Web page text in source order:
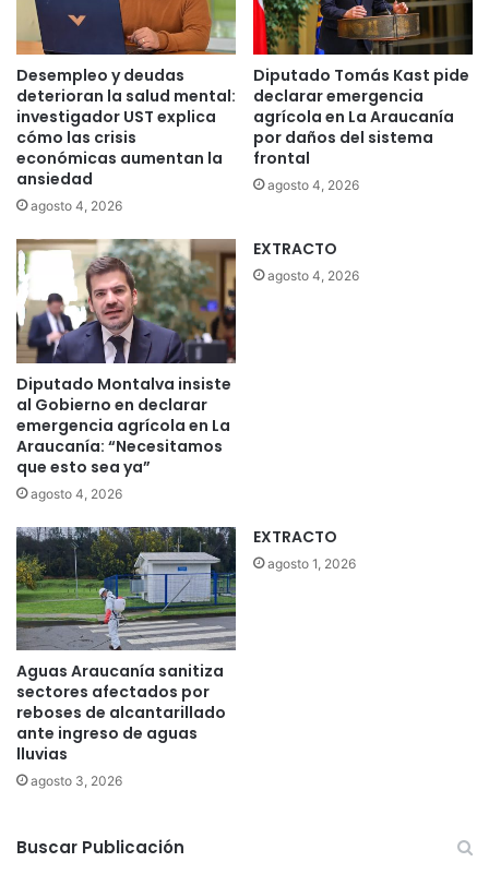
Desempleo y deudas
deterioran la salud mental:
investigador UST explica
cómo las crisis
económicas aumentan la
ansiedad
agosto 4, 2026
Diputado Tomás Kast pide
declarar emergencia
agrícola en La Araucanía
por daños del sistema
frontal
agosto 4, 2026
Diputado Montalva insiste
al Gobierno en declarar
emergencia agrícola en La
Araucanía: “Necesitamos
que esto sea ya”
agosto 4, 2026
EXTRACTO
agosto 4, 2026
Aguas Araucanía sanitiza
sectores afectados por
reboses de alcantarillado
ante ingreso de aguas
lluvias
agosto 3, 2026
EXTRACTO
agosto 1, 2026
Buscar Publicación